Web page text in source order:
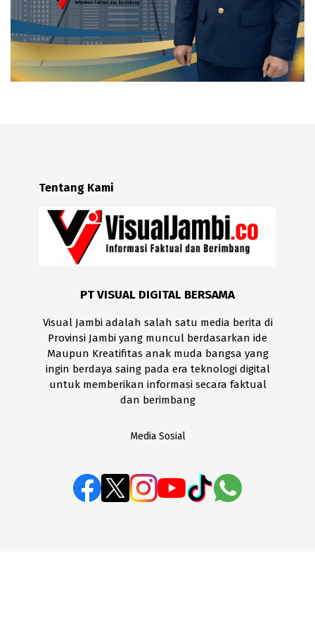
Tentang Kami
PT VISUAL DIGITAL BERSAMA
Visual Jambi adalah salah satu media berita di
Provinsi Jambi yang muncul berdasarkan ide
Maupun Kreatifitas anak muda bangsa yang
ingin berdaya saing pada era teknologi digital
untuk memberikan informasi secara faktual
dan berimbang
Media Sosial